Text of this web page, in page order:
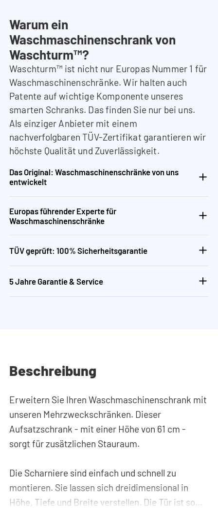
Warum ein
Waschmaschinenschrank von
Waschturm™?
Waschturm™ ist nicht nur Europas Nummer 1 für
Waschmaschinenschränke. Wir halten auch
Patente auf wichtige Komponente unseres
smarten Schranks. Das finden Sie nur bei uns.
Als einziger Anbieter mit einem
nachverfolgbaren TÜV-Zertifikat garantieren wir
höchste Qualität und Zuverlässigkeit.
Das Original: Waschmaschinenschränke von uns
entwickelt
Europas führender Experte für
Waschmaschinenschränke
TÜV geprüft: 100% Sicherheitsgarantie
5 Jahre Garantie & Service
Beschreibung
Erweitern Sie Ihren Waschmaschinenschrank mit
unseren Mehrzweckschränken. Dieser
Aufsatzschrank - mit einer Höhe von 61 cm -
sorgt für zusätzlichen Stauraum.
Die Scharniere sind einfach und schnell zu
montieren. Sie lassen sich dreidimensional in
Höhe, Tiefe und Breite verstellen. Die Tür ist so